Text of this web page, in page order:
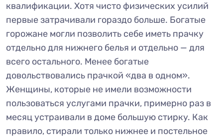
квалификации. Хотя чисто физических усилий
первые затрачивали гораздо больше. Богатые
горожане могли позволить себе иметь прачку
отдельно для нижнего белья и отдельно — для
всего остального. Менее богатые
довольствовались прачкой «два в одном».
Женщины, которые не имели возможности
пользоваться услугами прачки, примерно раз в
месяц устраивали в доме большую стирку. Как
правило, стирали только нижнее и постельное